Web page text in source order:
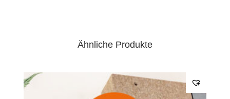
diffusionsoffen
•Fassadendämmung
Stärke:
Ähnliche Produkte